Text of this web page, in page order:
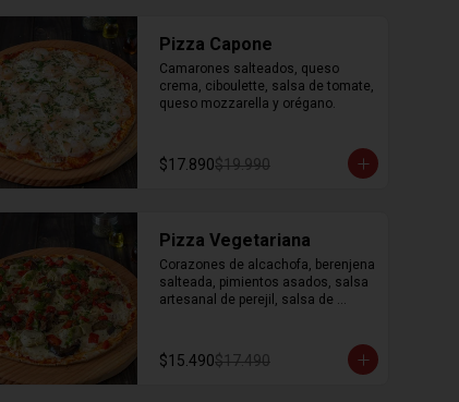
Pizza Capone
Camarones salteados, queso
crema, ciboulette, salsa de tomate,
queso mozzarella y orégano.
$17.890$19.990
Pizza Vegetariana
Corazones de alcachofa, berenjena
salteada, pimientos asados, salsa
artesanal de perejil, salsa de
$15.490$17.490